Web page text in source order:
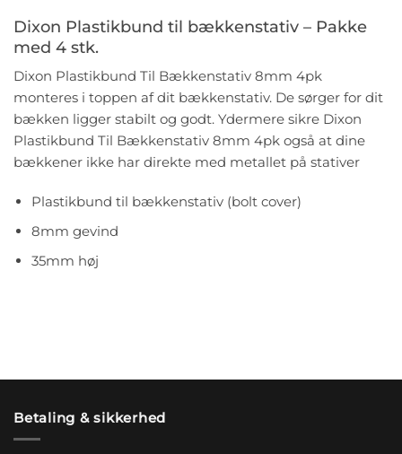
Dixon Plastikbund til bækkenstativ – Pakke
med 4 stk.
Dixon Plastikbund Til Bækkenstativ 8mm 4pk
monteres i toppen af dit bækkenstativ. De sørger for dit
bækken ligger stabilt og godt. Ydermere sikre Dixon
Plastikbund Til Bækkenstativ 8mm 4pk også at dine
bækkener ikke har direkte med metallet på stativer
Plastikbund til bækkenstativ (bolt cover)
8mm gevind
35mm høj
Betaling & sikkerhed